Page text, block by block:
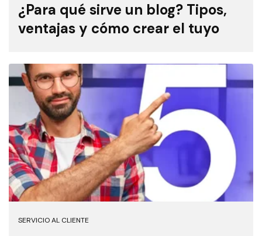
¿Para qué sirve un blog? Tipos,
ventajas y cómo crear el tuyo
SERVICIO AL CLIENTE